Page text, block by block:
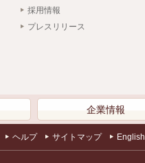
採用情報
プレスリリース
企業情報
ヘルプ サイトマップ English